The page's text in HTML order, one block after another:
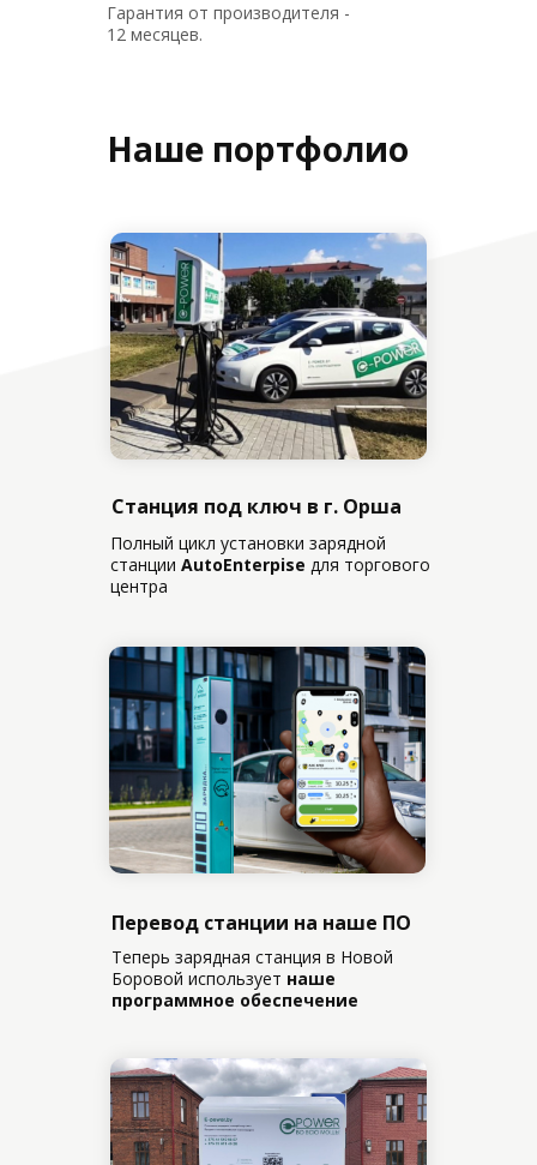
Гарантия от производителя -
12 месяцев.
Наше портфолио
Станция под ключ в г. Орша
Перевод станции на наше ПО
Полный цикл установки зарядной
станции AutoEnterpise для торгового
центра
Теперь зарядная станция в Новой
Боровой использует наше
программное обеспечение